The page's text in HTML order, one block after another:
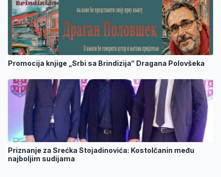
Promocija knjige „Srbi sa Brindizija“ Dragana Polovšeka
Priznanje za Srećka Stojadinovića: Kostolčanin među
najboljim sudijama